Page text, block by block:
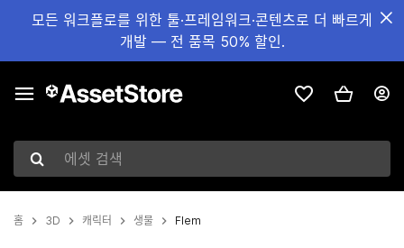
모든 워크플로를 위한 툴·프레임워크·콘텐츠로 더 빠르게
개발 — 전 품목 50% 할인.
에셋 검색
홈 3D 캐릭터 생물 Flem